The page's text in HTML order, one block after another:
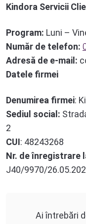
Kindora Servicii
Program: Luni –
Număr de telefon:
Adresă de e-mail:
Datele firmei
Denumirea firmei:
Sediul social:
2
CUI: 48243268
Nr. de înregistrare
J40/9970/
Ai întrebări